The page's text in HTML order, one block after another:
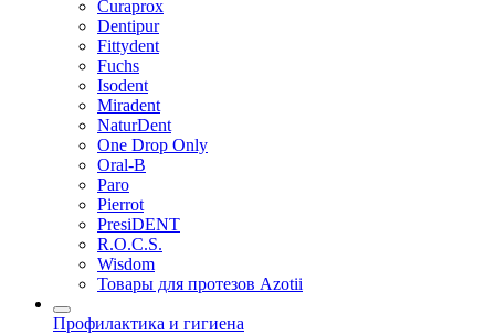
Curaprox
Dentipur
Fittydent
Fuchs
Isodent
Miradent
NaturDent
One Drop Only
Oral-B
Paro
Pierrot
PresiDENT
R.O.C.S.
Wisdom
Товары для протезов Azotii
Профилактика и гигиена